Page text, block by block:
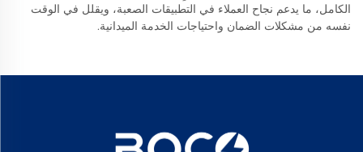
الكامل، ما يدعم نجاح العملاء في التطبيقات الصعبة، ويقلل في الوقت
نفسه من مشكلات الضمان واحتياجات الخدمة الميدانية.